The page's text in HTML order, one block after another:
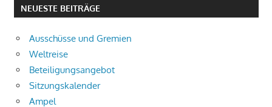
NEUESTE BEITRÄGE
Ausschüsse und Gremien
Weltreise
Beteiligungsangebot
Sitzungskalender
Ampel